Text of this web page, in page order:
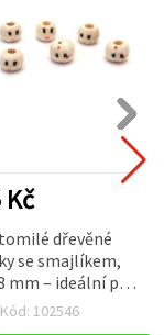
Kč
dřevěné
se smajlíkem,
mm – ideální pro
šperků,
Kód: 102546